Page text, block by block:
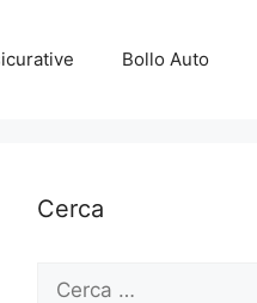
Bollo Auto
Cerca
Ricerca